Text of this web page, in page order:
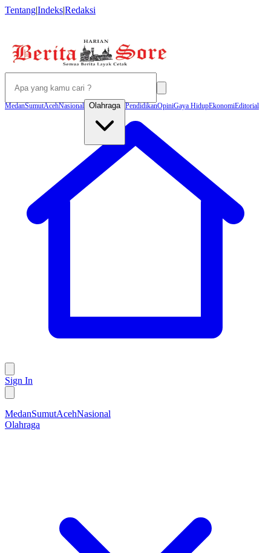
Tentang|Indeks|Redaksi
MedanSumutAcehNasional Olahraga PendidikanOpiniGaya HidupEkonomiEditorial
Sign In
MedanSumutAcehNasional
Olahraga